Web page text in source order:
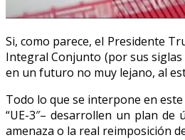
Si, como parece, el Presidente
Integral Conjunto (por sus
en un futuro no muy lejano, al
Todo lo que se interpone en
“UE-3″– desarrollen un plan
amenaza o la real reimposición